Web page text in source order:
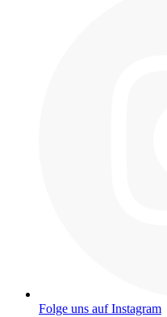
Folge uns auf Instagram